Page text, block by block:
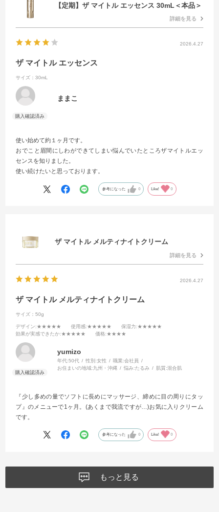
【定期】ザ マイトル エッセンス 30mL＜本品＞
詳細を見る
2026.4.27
ザ マイトル エッセンス
サイズ：30mL
ままこ
使い始めて約１ヶ月です。
おでこと眉間にしわができてしまい悩んでいたところザマイトルエッ
センスを知りました。
使い続けたいと思っております。
参考になった 0 Like! 0
ザ マイトル メルティナイトクリーム
詳細を見る
2026.4.27
ザ マイトル メルティナイトクリーム
サイズ：50g
デザイン:★★★★★ 使用感:★★★★★ 保湿力:★★★★★
効果が実感できたか:★★★★★ 価格:★★★★
yumizo
年代:50代 性別:女性 職業:会社員
お住まいの地域:九州・沖縄 悩み:たるみ 肌質:混合肌
『少し多めの量でソフトに長めにマッサージ、締めに目の周りにタッ
プ』のメニューで1ヶ月。(あくまで我流ですが…)お気に入りクリーム
です。
参考になった 0 Like! 0
もっと見る